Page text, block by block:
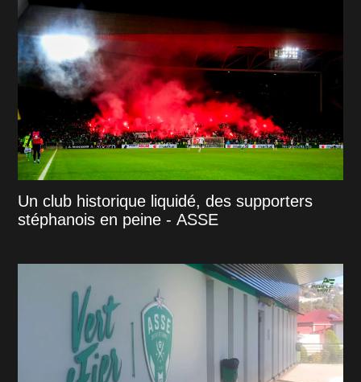
Un club historique liquidé, des supporters
stéphanois en peine - ASSE